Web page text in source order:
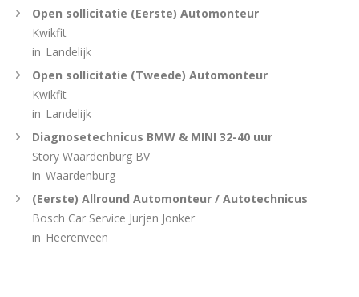
Open sollicitatie (Eerste) Automonteur
Kwikfit
in Landelijk
Open sollicitatie (Tweede) Automonteur
Kwikfit
in Landelijk
Diagnosetechnicus BMW & MINI 32-40 uur
Story Waardenburg BV
in Waardenburg
(Eerste) Allround Automonteur / Autotechnicus
Bosch Car Service Jurjen Jonker
in Heerenveen